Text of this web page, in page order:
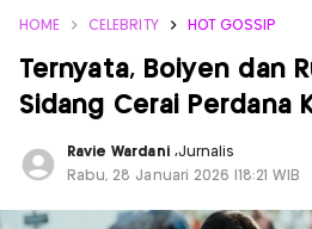
HOME CELEBRITY HOT GOSSIP
Ternyata, Boiyen dan
Sidang Cerai Perdana
Ravie Wardani ,Jurnalis
Rabu, 28 Januari 2026 |18:21 WIB